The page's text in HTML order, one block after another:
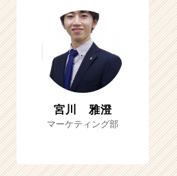
宮川 雅澄
マーケティング部